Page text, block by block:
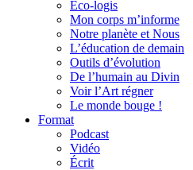
Éco-logis
Mon corps m’informe
Notre planète et Nous
L’éducation de demain
Outils d’évolution
De l’humain au Divin
Voir l’Art régner
Le monde bouge !
Format
Podcast
Vidéo
Écrit